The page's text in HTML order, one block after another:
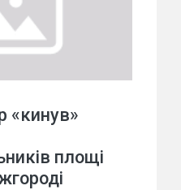
«кинув»
площі